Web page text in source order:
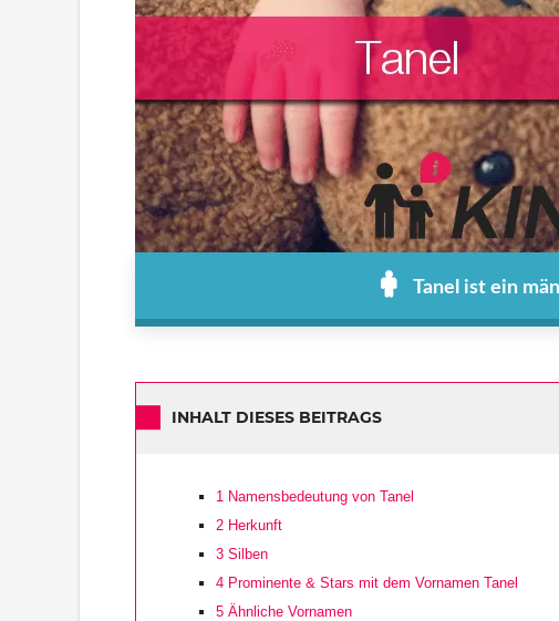
Tanel ist ein
INHALT DIESES BEITRAGS
1 Namensbedeutung von Tanel
2 Herkunft
3 Silben
4 Prominente & Stars mit dem Vornamen Tanel
5 Ähnliche Vornamen